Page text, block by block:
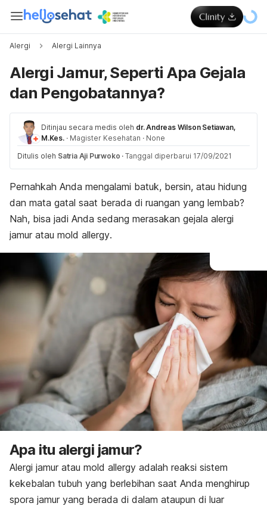
Alergi Alergi Lainnya
Alergi Jamur, Seperti Apa Gejala
dan Pengobatannya?
Ditinjau secara medis oleh dr. Andreas Wilson Setiawan,
M.Kes. · Magister Kesehatan · None
Ditulis oleh Satria Aji Purwoko · Tanggal diperbarui 17/09/2021
Pernahkah Anda mengalami batuk, bersin, atau hidung
dan mata gatal saat berada di ruangan yang lembab?
Nah, bisa jadi Anda sedang merasakan gejala alergi
jamur atau mold allergy.
Apa itu alergi jamur?
Alergi jamur atau mold allergy adalah reaksi sistem
kekebalan tubuh yang berlebihan saat Anda menghirup
spora jamur yang berada di dalam ataupun di luar